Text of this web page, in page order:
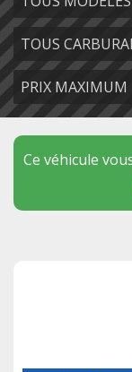
Ce véhicule